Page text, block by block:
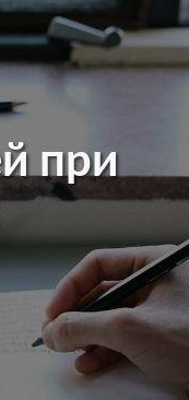
при